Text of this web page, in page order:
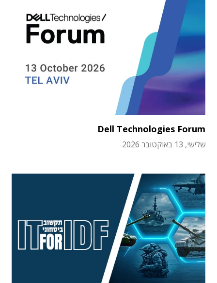
Dell Technologies Forum
שלישי, 13 באוקטובר 2026